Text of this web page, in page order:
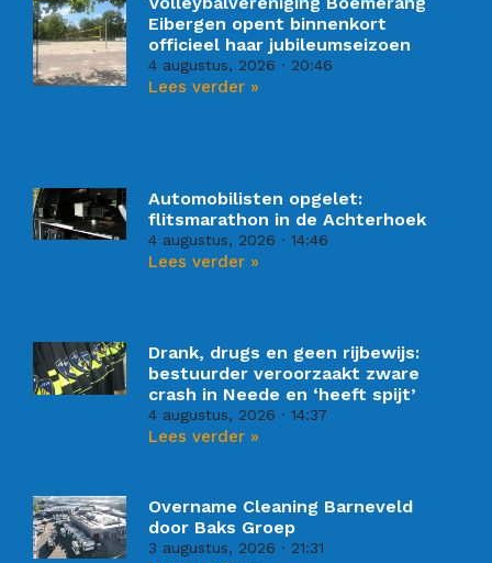
Eibergen opent binnenkort
officieel haar jubileumseizoen
4 augustus, 2026 20:46
Lees verder »
Automobilisten opgelet:
flitsmarathon in de Achterhoek
4 augustus, 2026 14:46
Lees verder »
Drank, drugs en geen rijbewijs:
bestuurder veroorzaakt zware
crash in Neede en ‘heeft spijt’
4 augustus, 2026 14:37
Lees verder »
Overname Cleaning Barneveld
door Baks Groep
3 augustus, 2026 21:31